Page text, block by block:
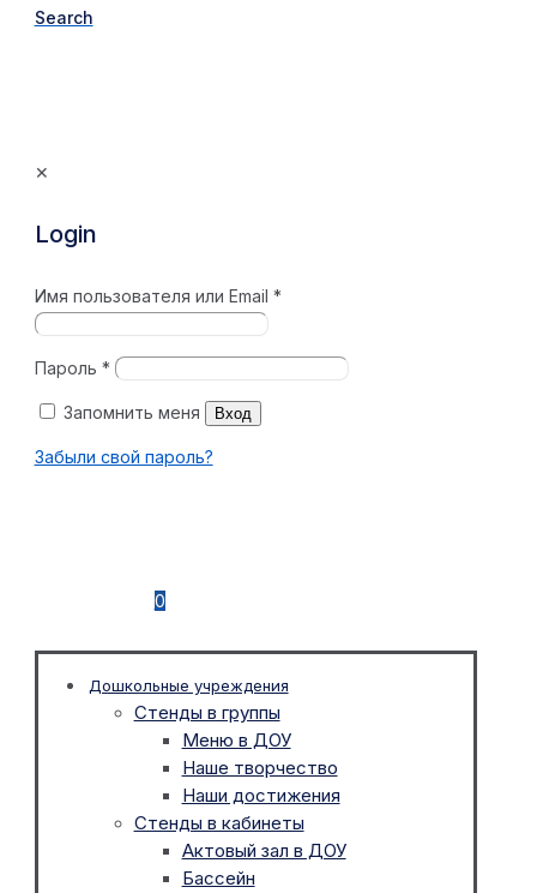
Search
✕
Login
Имя пользователя или Email *
Пароль *
Запомнить меня Вход
Забыли свой пароль?
0
Дошкольные учреждения
Стенды в группы
Меню в ДОУ
Наше творчество
Наши достижения
Стенды в кабинеты
Актовый зал в ДОУ
Бассейн